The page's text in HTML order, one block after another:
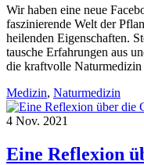
Wir haben eine neue
faszinierende Welt der
heilenden Eigenschaften.
tausche Erfahrungen aus
die kraftvolle
Medizin, Naturmedizin
4 Nov. 2021
Eine Reflexion